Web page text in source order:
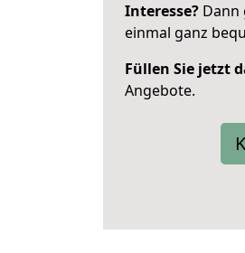
Interesse? Dann
einmal ganz
Füllen Sie jetzt
Angebote.